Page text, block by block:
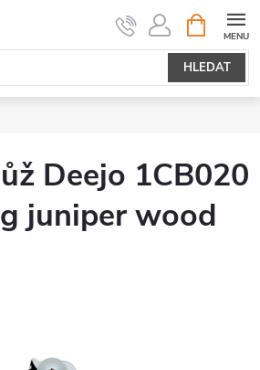
HLEDAT
NÁKUPNÍ
KOŠÍK
Deejo 1CB020
juniper wood